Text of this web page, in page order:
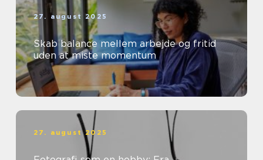
27. august 2025
Skab balance mellem arbejde og fritid
uden at miste momentum
27. august 2025